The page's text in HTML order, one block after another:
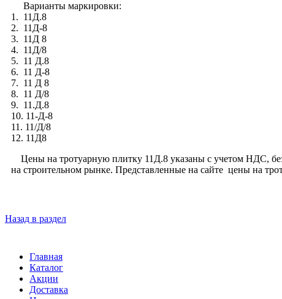
Варианты маркировки:
1. 11Д.8
2. 11Д-8
3. 11Д 8
4. 11Д/8
5. 11 Д.8
6. 11 Д-8
7. 11 Д 8
8. 11 Д/8
9. 11.Д.8
10. 11-Д-8
11. 11/Д/8
12. 11Д8
Цены на тротуарную плитку 11Д.8 указаны с учетом НДС,
на строительном рынке. Представленные на сайте цены на
Назад в раздел
Главная
Каталог
Акции
Доставка